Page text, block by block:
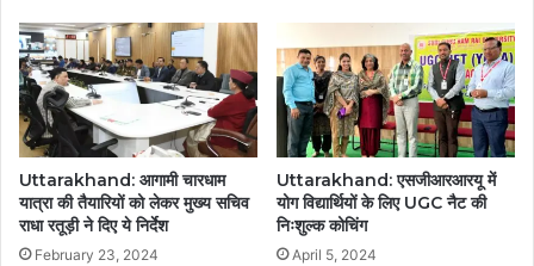
Uttarakhand: आगामी चारधाम
यात्रा की तैयारियों को लेकर मुख्य सचिव
राधा रतूड़ी ने दिए ये निर्देश
February 23, 2024
Uttarakhand: एसजीआरआरयू में
योग विद्यार्थियों के लिए UGC नैट की
निःशुल्क कोचिंग
April 5, 2024